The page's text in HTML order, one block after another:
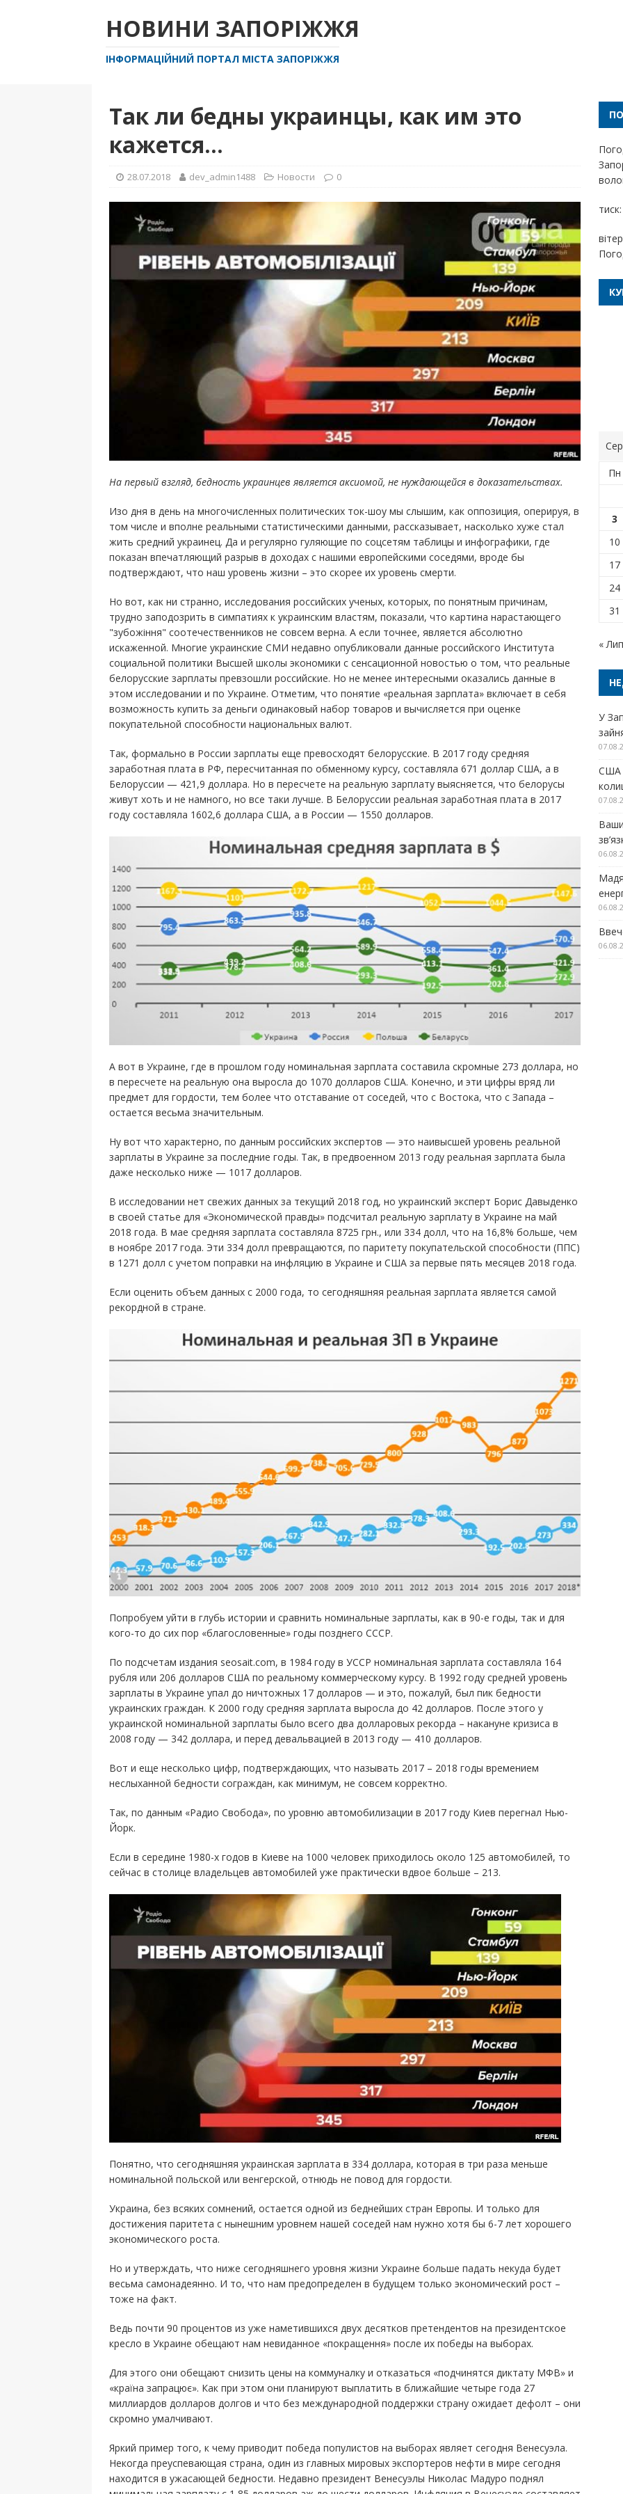
НОВИНИ ЗАПОРІЖЖЯ
ІНФОРМАЦІЙНИЙ ПОРТАЛ МІСТА ЗАПОРІЖЖЯ
Так ли бедны украинцы, как им это
кажется…
28.07.2018 dev_admin1488 Новости 0
На первый взгляд, бедность украинцев является аксиомой, не нуждающейся в доказательствах.
Изо дня в день на многочисленных политических ток-шоу мы слышим, как оппозиция, оперируя, в
том числе и вполне реальными статистическими данными, рассказывает, насколько хуже стал
жить средний украинец. Да и регулярно гуляющие по соцсетям таблицы и инфографики, где
показан впечатляющий разрыв в доходах с нашими европейскими соседями, вроде бы
подтверждают, что наш уровень жизни – это скорее их уровень смерти.
Но вот, как ни странно, исследования российских ученых, которых, по понятным причинам,
трудно заподозрить в симпатиях к украинским властям, показали, что картина нарастающего
"зубожіння" соотечественников не совсем верна. А если точнее, является абсолютно
искаженной. Многие украинские СМИ недавно опубликовали данные российского Института
социальной политики Высшей школы экономики с сенсационной новостью о том, что реальные
белорусские зарплаты превзошли российские. Но не менее интересными оказались данные в
этом исследовании и по Украине. Отметим, что понятие «реальная зарплата» включает в себя
возможность купить за деньги одинаковый набор товаров и вычисляется при оценке
покупательной способности национальных валют.
Так, формально в России зарплаты еще превосходят белорусские. В 2017 году средняя
заработная плата в РФ, пересчитанная по обменному курсу, составляла 671 доллар США, а в
Белоруссии — 421,9 доллара. Но в пересчете на реальную зарплату выясняется, что белорусы
живут хоть и не намного, но все таки лучше. В Белоруссии реальная заработная плата в 2017
году составляла 1602,6 доллара США, а в России — 1550 долларов.
А вот в Украине, где в прошлом году номинальная зарплата составила скромные 273 доллара, но
в пересчете на реальную она выросла до 1070 долларов США. Конечно, и эти цифры вряд ли
предмет для гордости, тем более что отставание от соседей, что с Востока, что с Запада –
остается весьма значительным.
Ну вот что характерно, по данным российских экспертов — это наивысшей уровень реальной
зарплаты в Украине за последние годы. Так, в предвоенном 2013 году реальная зарплата была
даже несколько ниже — 1017 долларов.
В исследовании нет свежих данных за текущий 2018 год, но украинский эксперт Борис Давыденко
в своей статье для «Экономической правды» подсчитал реальную зарплату в Украине на май
2018 года. В мае средняя зарплата составляла 8725 грн., или 334 долл, что на 16,8% больше, чем
в ноябре 2017 года. Эти 334 долл превращаются, по паритету покупательской способности (ППС)
в 1271 долл с учетом поправки на инфляцию в Украине и США за первые пять месяцев 2018 года.
Если оценить объем данных с 2000 года, то сегодняшняя реальная зарплата является самой
рекордной в стране.
Попробуем уйти в глубь истории и сравнить номинальные зарплаты, как в 90-е годы, так и для
кого-то до сих пор «благословенные» годы позднего СССР.
По подсчетам издания seosait.com, в 1984 году в УССР номинальная зарплата составляла 164
рубля или 206 долларов США по реальному коммерческому курсу. В 1992 году средней уровень
зарплаты в Украине упал до ничтожных 17 долларов — и это, пожалуй, был пик бедности
украинских граждан. К 2000 году средняя зарплата выросла до 42 долларов. После этого у
украинской номинальной зарплаты было всего два долларовых рекорда – накануне кризиса в
2008 году — 342 доллара, и перед девальвацией в 2013 году — 410 долларов.
Вот и еще несколько цифр, подтверждающих, что называть 2017 – 2018 годы времением
неслыханной бедности сограждан, как минимум, не совсем корректно.
Так, по данным «Радио Свобода», по уровню автомобилизации в 2017 году Киев перегнал Нью-
Йорк.
Если в середине 1980-х годов в Киеве на 1000 человек приходилось около 125 автомобилей, то
сейчас в столице владельцев автомобилей уже практически вдвое больше – 213.
Понятно, что сегодняшняя украинская зарплата в 334 доллара, которая в три раза меньше
номинальной польской или венгерской, отнюдь не повод для гордости.
Украина, без всяких сомнений, остается одной из беднейших стран Европы. И только для
достижения паритета с нынешним уровнем нашей соседей нам нужно хотя бы 6-7 лет хорошего
экономического роста.
Но и утверждать, что ниже сегодняшнего уровня жизни Украине больше падать некуда будет
весьма самонадеянно. И то, что нам предопределен в будущем только экономический рост –
тоже на факт.
Ведь почти 90 процентов из уже наметившихся двух десятков претендентов на президентское
кресло в Украине обещают нам невиданное «покращення» после их победы на выборах.
Для этого они обещают снизить цены на коммуналку и отказаться «подчинятся диктату МФВ» и
«країна запрацює». Как при этом они планируют выплатить в ближайшие четыре года 27
миллиардов долларов долгов и что без международной поддержки страну ожидает дефолт – они
скромно умалчивают.
Яркий пример того, к чему приводит победа популистов на выборах являет сегодня Венесуэла.
Некогда преуспевающая страна, один из главных мировых экспортеров нефти в мире сегодня
находится в ужасающей бедности. Недавно президент Венесуэлы Николас Мадуро поднял
тиск:
Пн
3
10
17
24
31
« Лип
У
США